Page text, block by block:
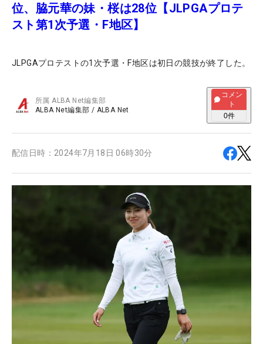
位、脇元華の妹・桜は28位【JLPGAプロテ
スト第1次予選・F地区】
JLPGAプロテストの1次予選・F地区は初日の競技が終了した。
所属ALBA Net編集部
ALBA Net編集部 / ALBA Net
コメン
ト
0件
配信日時： 2024年7月18日 06時30分